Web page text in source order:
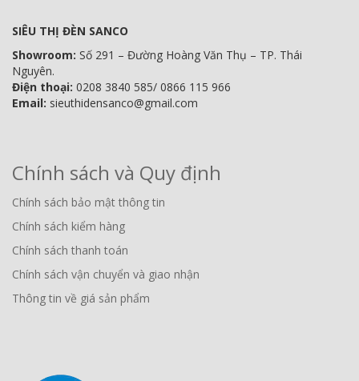
SIÊU THỊ ĐÈN SANCO
Showroom: Số 291 – Đường Hoàng Văn Thụ – TP. Thái
Nguyên.
Điện thoại: 0208 3840 585/ 0866 115 966
Email: sieuthidensanco@gmail.com
Chính sách và Quy định
Chính sách bảo mật thông tin
Chính sách kiểm hàng
Chính sách thanh toán
Chính sách vận chuyển và giao nhận
Thông tin về giá sản phẩm